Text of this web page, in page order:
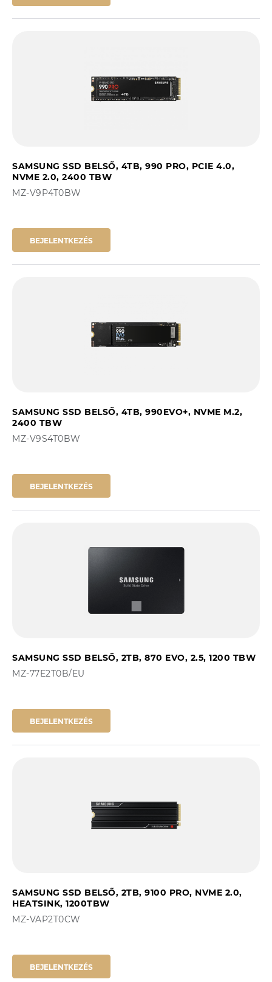
SAMSUNG SSD BELSŐ, 4TB, 990 PRO, PCIE 4.0,
NVME 2.0, 2400 TBW
MZ-V9P4T0BW
BEJELENTKEZÉS
SAMSUNG SSD BELSŐ, 4TB, 990EVO+, NVME M.2,
2400 TBW
MZ-V9S4T0BW
BEJELENTKEZÉS
SAMSUNG SSD BELSŐ, 2TB, 870 EVO, 2.5, 1200 TBW
MZ-77E2T0B/EU
BEJELENTKEZÉS
SAMSUNG SSD BELSŐ, 2TB, 9100 PRO, NVME 2.0,
HEATSINK, 1200TBW
MZ-VAP2T0CW
BEJELENTKEZÉS